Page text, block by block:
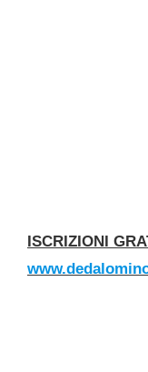
ISCRIZIONI